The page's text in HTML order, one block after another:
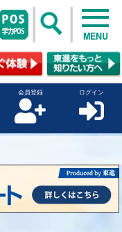
MENU
会員登録 ログイン